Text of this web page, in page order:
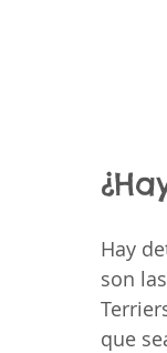
Hay
son
que